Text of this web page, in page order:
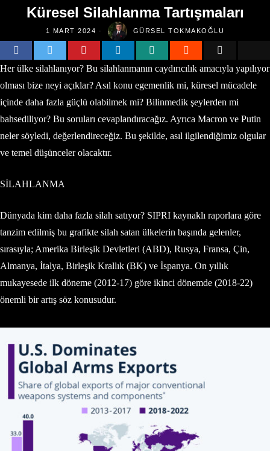
Küresel Silahlanma Tartışmaları
1 MART 2024 GÜRSEL TOKMAKOĞLU
Her ülke silahlanıyor? Bu silahlanmanın caydırıcılık amacıyla yapılıyor
olması bize neyi açıklar? Asıl konu egemenlik mi, küresel mücadele
içinde daha fazla güçlü olabilmek mi? Bilinmedik şeylerden mi
bahsediliyor? Bu soruları cevaplandıracağız. Ayrıca Macron ve Putin
neler söyledi, değerlendireceğiz. Bu şekilde, asıl ilgilendiğimiz olgular
ve temel düşünceler olacaktır.
SİLAHLANMA
Dünyada kim daha fazla silah satıyor? SIPRI kaynaklı raporlara göre
tanzim edilmiş bu grafikte silah satan ülkelerin başında gelenler,
sırasıyla; Amerika Birleşik Devletleri (ABD), Rusya, Fransa, Çin,
Almanya, İtalya, Birleşik Krallık (BK) ve İspanya. On yıllık
mukayesede ilk döneme (2012-17) göre ikinci dönemde (2018-22)
önemli bir artış söz konusudur.